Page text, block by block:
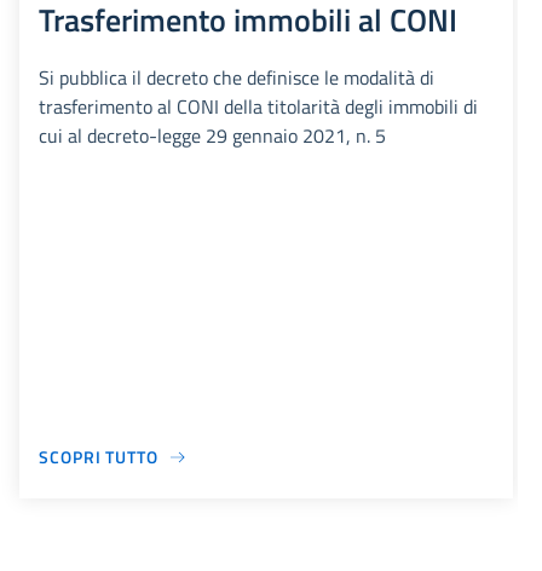
Trasferimento immobili al CONI
Si pubblica il decreto che definisce le modalità di
trasferimento al CONI della titolarità degli immobili di
cui al decreto-legge 29 gennaio 2021, n. 5
SCOPRI TUTTO